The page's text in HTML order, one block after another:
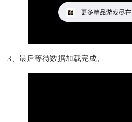
3、最后等待数据加载完成。